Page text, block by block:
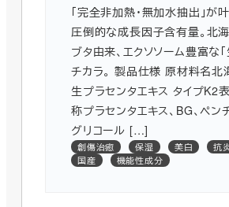
「完全非加熱・無加水抽出」が
圧倒的な成長因子含有量。北
ブタ由来、エクソソーム豊富な「
チカラ。 製品仕様 原材料名北
生プラセンタエキス タイプK2
称プラセンタエキス、BG、ペン
グリコール […]
創傷治癒 保湿 美白
抗
国産
機能性成分